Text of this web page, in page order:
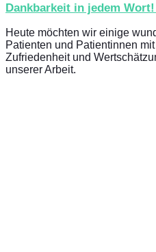
Dankbarkeit in jedem
Heute möchten wir einige
Patienten und Patientinnen
Zufriedenheit und
unserer Arbeit.